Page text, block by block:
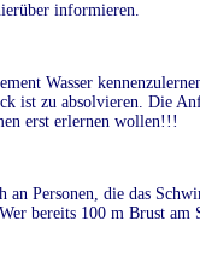
informieren.
Wasser
ist zu absolvieren. Die
erst erlernen wollen!!!
an Personen, die das
bereits 100 m Brust am